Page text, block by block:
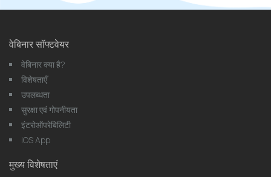
वेबिनार सॉफ्टवेयर
वेबिनार क्या है?
विशेषताएँ
उपलब्धता
सुरक्षा एवं गोपनीयता
इंटरोऑपरेबिलिटी
iOS App
मुख्य विशेषताएं